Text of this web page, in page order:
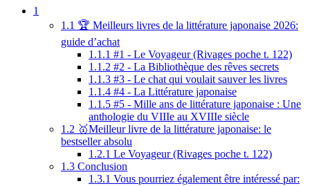
1
1.1 🏆 Meilleurs livres de la littérature japonaise 2026:
guide d’achat
1.1.1 #1 - Le Voyageur (Rivages poche t. 122)
1.1.2 #2 - La Bibliothèque des rêves secrets
1.1.3 #3 - Le chat qui voulait sauver les livres
1.1.4 #4 - La Littérature japonaise
1.1.5 #5 - Mille ans de littérature japonaise : Une
anthologie du VIIIe au XVIIIe siècle
1.2 🥇Meilleur livre de la littérature japonaise: le
bestseller absolu
1.2.1 Le Voyageur (Rivages poche t. 122)
1.3 Conclusion
1.3.1 Vous pourriez également être intéressé par: